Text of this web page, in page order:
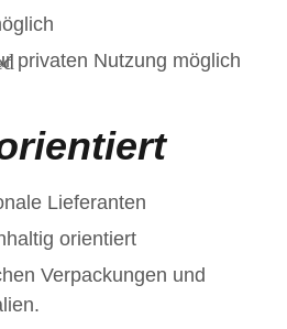
privaten Nutzung möglich
Lieferanten
orientiert
Verpackungen und